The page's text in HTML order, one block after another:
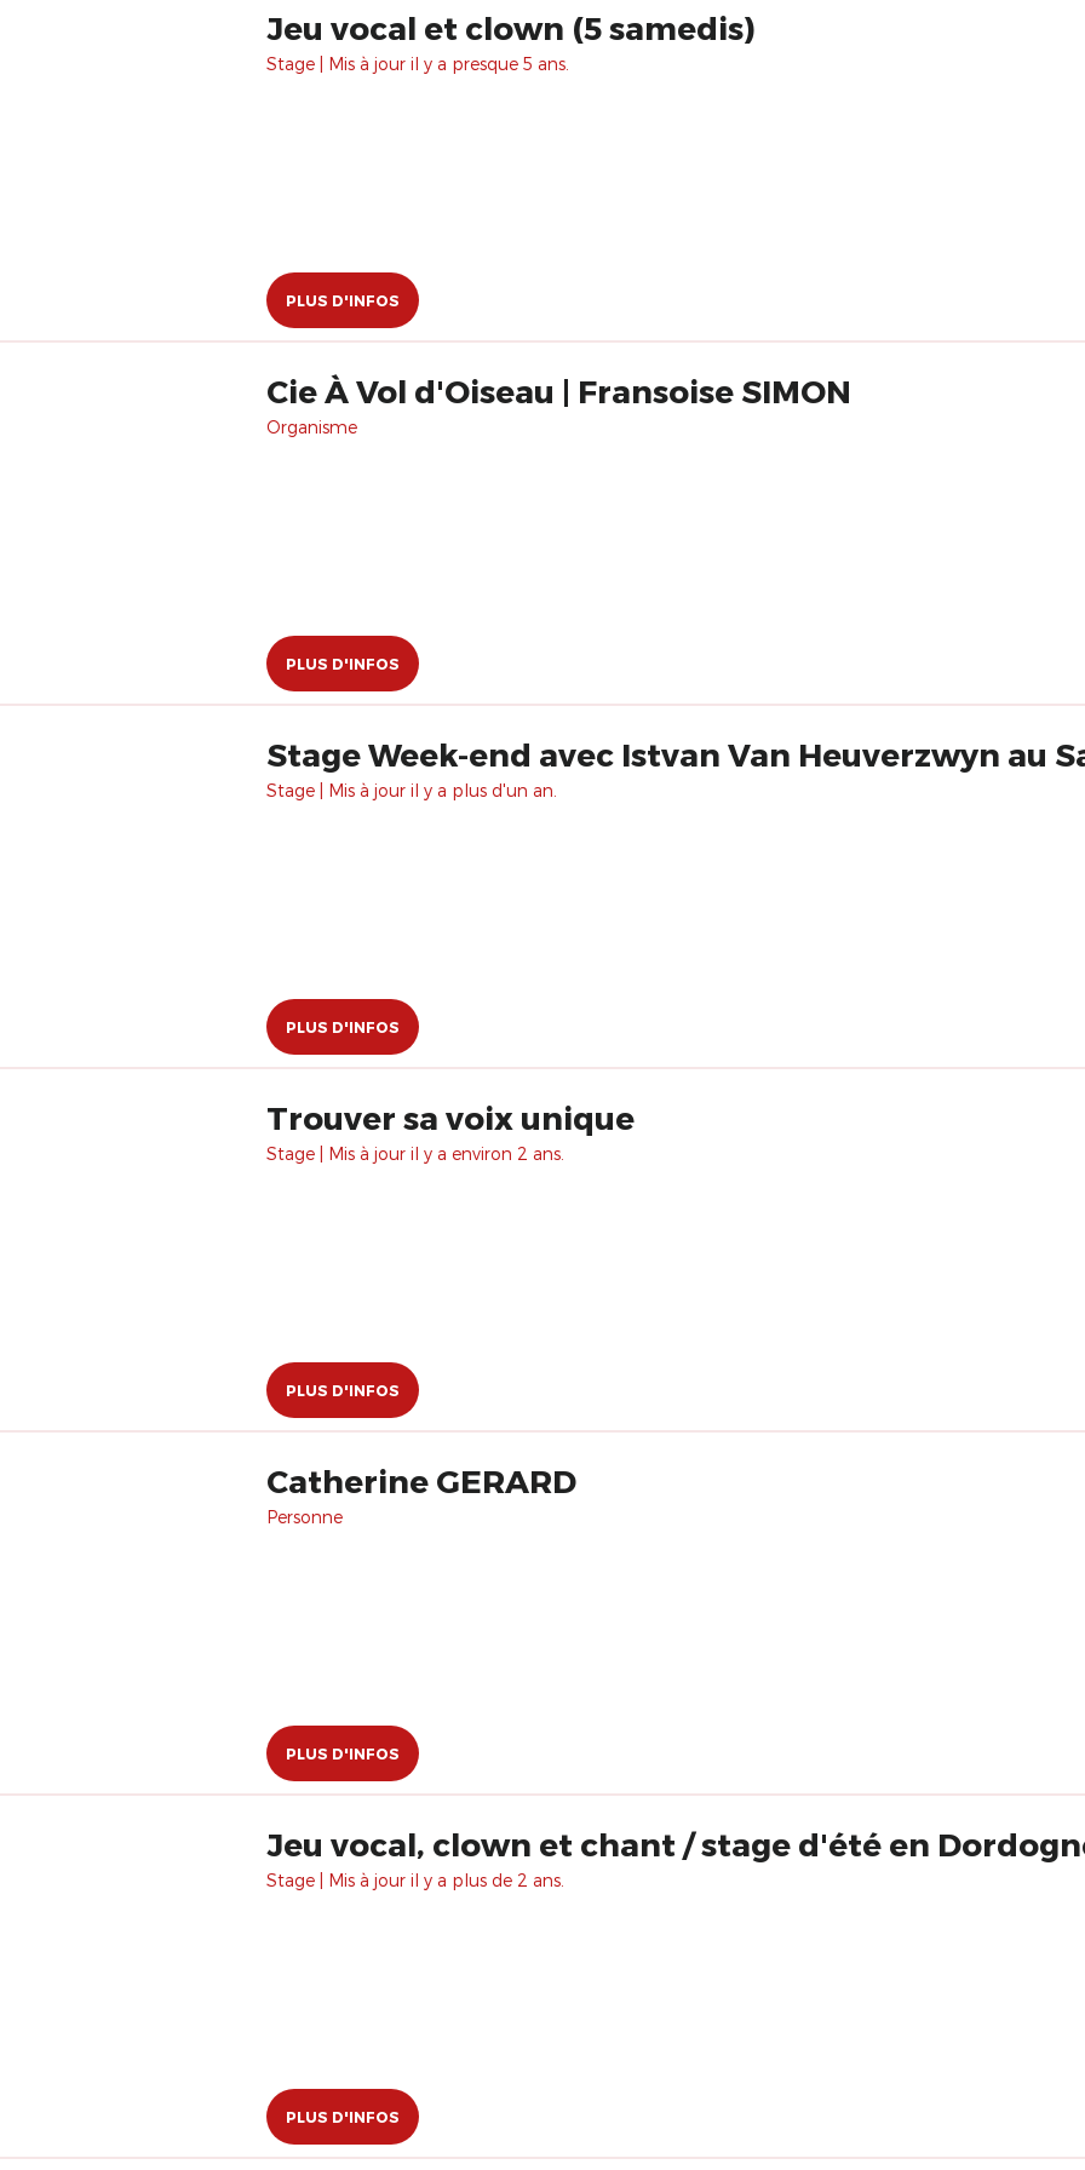
Jeu vocal et clown (5 samedis)
Stage | Mis à jour il y a presque 5 ans.
PLUS D'INFOS
Cie À Vol d'Oiseau | Fransoise SIMON
Organisme
PLUS D'INFOS
Stage Week-end avec Istvan Van Heuverzwyn au
Stage | Mis à jour il y a plus d'un an.
PLUS D'INFOS
Trouver sa voix unique
Stage | Mis à jour il y a environ 2 ans.
PLUS D'INFOS
Catherine GERARD
Personne
PLUS D'INFOS
Jeu vocal, clown et chant / stage d'été en
Stage | Mis à jour il y a plus de 2 ans.
PLUS D'INFOS